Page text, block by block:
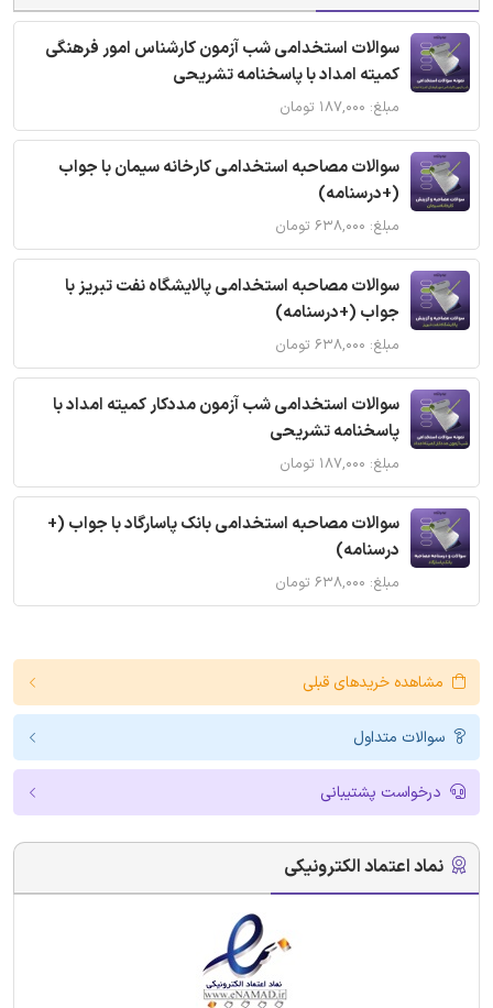
سوالات استخدامی شب آزمون کارشناس امور فرهنگی
کمیته امداد با پاسخنامه تشریحی
مبلغ: ۱۸۷,۰۰۰ تومان
سوالات مصاحبه استخدامی کارخانه سیمان با جواب
(+درسنامه)
مبلغ: ۶۳۸,۰۰۰ تومان
سوالات مصاحبه استخدامی پالایشگاه نفت تبریز با
جواب (+درسنامه)
مبلغ: ۶۳۸,۰۰۰ تومان
سوالات استخدامی شب آزمون مددکار کمیته امداد با
پاسخنامه تشریحی
مبلغ: ۱۸۷,۰۰۰ تومان
سوالات مصاحبه استخدامی بانک پاسارگاد با جواب (+
درسنامه)
مبلغ: ۶۳۸,۰۰۰ تومان
مشاهده خریدهای قبلی
سوالات متداول
درخواست پشتیبانی
نماد اعتماد الکترونیکی